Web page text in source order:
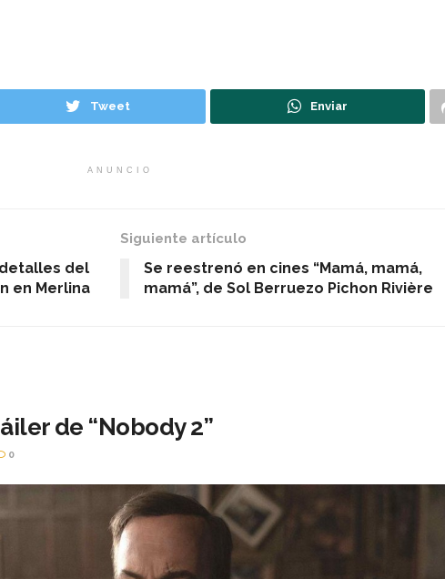
Tweet Enviar
ANUNCIO
del
en Merlina
Siguiente artículo
Se reestrenó en cines “Mamá, mamá,
mamá”, de Sol Berruezo Pichon Rivière
de “Nobody 2”
0